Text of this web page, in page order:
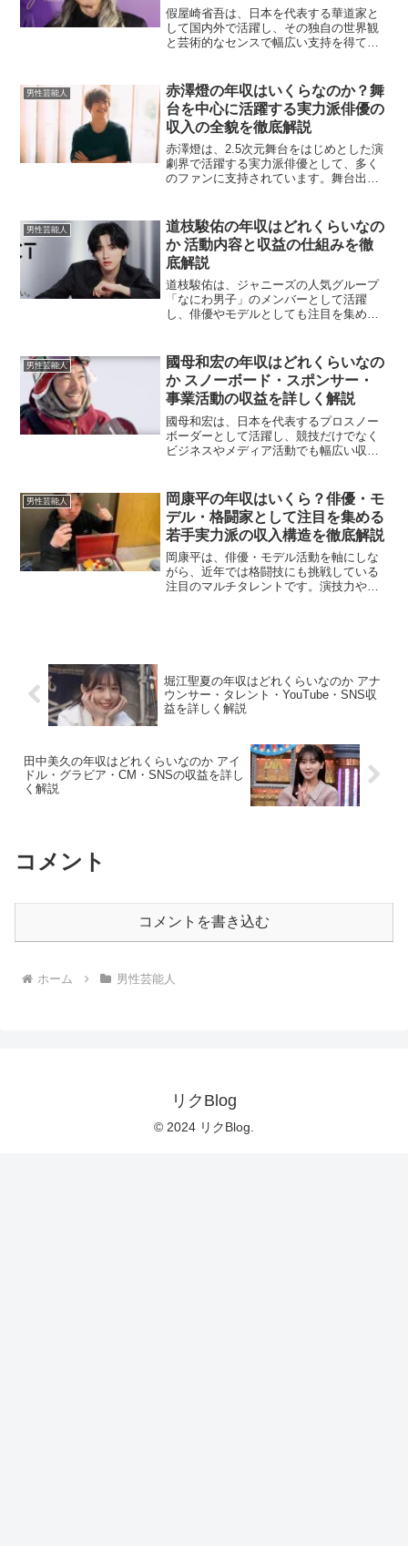
を徹底解説
假屋崎省吾は、日本を代表する華道家と
して国内外で活躍し、その独自の世界観
と芸術的なセンスで幅広い支持を得てい
躍の場を広げており、その年収は多彩な
活動から構成されています...
男性芸能人
赤澤燈の年収はいくらなのか？舞
台を中心に活躍する実力派俳優の
収入の全貌を徹底解説
赤澤燈は、2.5次元舞台をはじめとした演
劇界で活躍する実力派俳優として、多く
のファンに支持されています。舞台出演
入はどのように構成されているのでしょ
うか。ここでは、赤澤...
男性芸能人
道枝駿佑の年収はどれくらいなの
か 活動内容と収益の仕組みを徹
底解説
道枝駿佑は、ジャニーズの人気グループ
「なにわ男子」のメンバーとして活躍
し、俳優やモデルとしても注目を集めて
ため、彼の年収がどのように構成されて
いるのか気になる人も多い...
男性芸能人
國母和宏の年収はどれくらいなの
か スノーボード・スポンサー・
事業活動の収益を詳しく解説
國母和宏は、日本を代表するプロスノー
ボーダーとして活躍し、競技だけでなく
ビジネスやメディア活動でも幅広い収益
ょう。本記事では、國母和宏の収益源や
年収について詳しく解説し...
男性芸能人
岡康平の年収はいくら？俳優・モ
デル・格闘家として注目を集める
若手実力派の収入構造を徹底解説
岡康平は、俳優・モデル活動を軸にしな
がら、近年では格闘技にも挑戦している
注目のマルチタレントです。演技力やビ
堀江聖夏の年収はどれくらいなのか アナ
ウンサー・タレント・YouTube・SNS収
益を詳しく解説
田中美久の年収はどれくらいなのか アイ
ドル・グラビア・CM・SNSの収益を詳し
く解説
コメント
コメントを書き込む
ホーム 男性芸能人
リクBlog
© 2024 リクBlog.